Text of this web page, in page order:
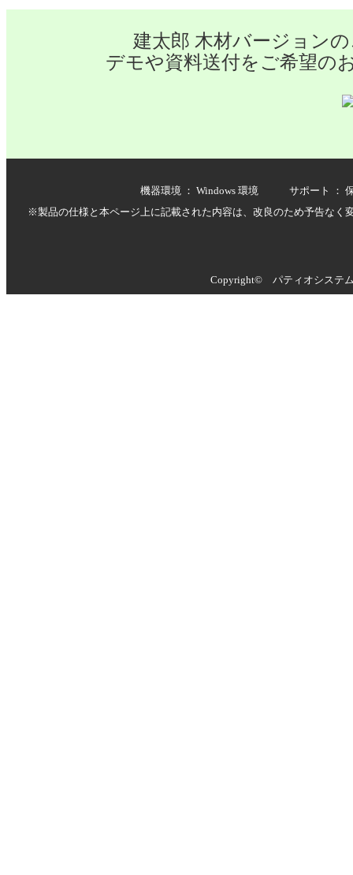
建太郎 木材バージョン
デモや資料送付をご希望の
機器環境 ： Windows 環境 サポート ： 保
※製品の仕様と本ページ上に記載された内容は、改良のため予告なく
Copyright© パティオシステ